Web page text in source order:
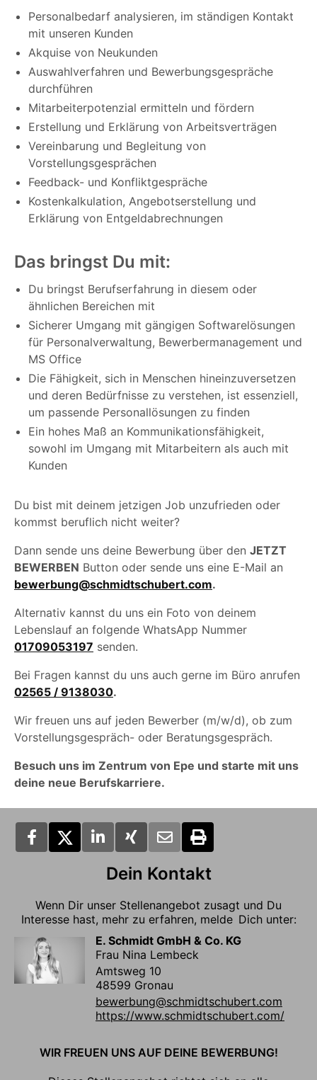
Personalbedarf analysieren, im ständigen Kontakt
mit unseren Kunden
Akquise von Neukunden
Auswahlverfahren und Bewerbungsgespräche
durchführen
Mitarbeiterpotenzial ermitteln und fördern
Erstellung und Erklärung von Arbeitsverträgen
Vereinbarung und Begleitung von
Vorstellungsgesprächen
Feedback- und Konfliktgespräche
Kostenkalkulation, Angebotserstellung und
Erklärung von Entgeldabrechnungen
Das bringst Du mit:
Du bringst Berufserfahrung in diesem oder
ähnlichen Bereichen mit
Sicherer Umgang mit gängigen Softwarelösungen
für Personalverwaltung, Bewerbermanagement und
MS Office
Die Fähigkeit, sich in Menschen hineinzuversetzen
und deren Bedürfnisse zu verstehen, ist essenziell,
um passende Personallösungen zu finden
Ein hohes Maß an Kommunikationsfähigkeit,
sowohl im Umgang mit Mitarbeitern als auch mit
Kunden
Du bist mit deinem jetzigen Job unzufrieden oder
kommst beruflich nicht weiter?
Dann sende uns deine Bewerbung über den JETZT
BEWERBEN Button oder sende uns eine E-Mail an
bewerbung@schmidtschubert.com.
Alternativ kannst du uns ein Foto von deinem
Lebenslauf an folgende WhatsApp Nummer
01709053197 senden.
Bei Fragen kannst du uns auch gerne im Büro anrufen
02565 / 9138030.
Wir freuen uns auf jeden Bewerber (m/w/d), ob zum
Vorstellungsgespräch- oder Beratungsgespräch.
Besuch uns im Zentrum von Epe und starte mit uns
deine neue Berufskarriere.
Dein Kontakt
Wenn Dir unser Stellenangebot zusagt und Du
Interesse hast, mehr zu erfahren, melde Dich unter:
E. Schmidt GmbH & Co. KG
Frau Nina Lembeck
Amtsweg 10
48599 Gronau
bewerbung@schmidtschubert.com
https://www.schmidtschubert.com/
WIR FREUEN UNS AUF DEINE BEWERBUNG!